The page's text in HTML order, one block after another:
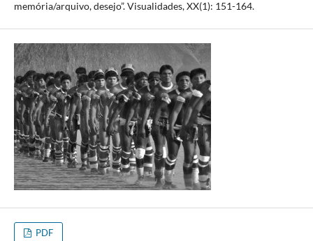
memória/arquivo, desejo”. Visualidades, XX(1): 151-164.
PDF